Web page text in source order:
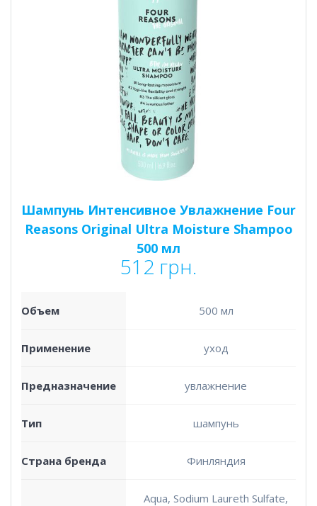
Шампунь Интенсивное Увлажнение Four
Reasons Original Ultra Moisture Shampoo
500 мл
512 грн.
Объем 500 мл
Применение уход
Предназначение увлажнение
Тип шампунь
Страна бренда Финляндия
Aqua, Sodium Laureth Sulfate,